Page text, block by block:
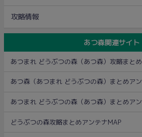
攻略情報
あつ森関連サイト
あつまれ どうぶつの森（あつ森）攻略まと
あつ森（あつまれ どうぶつの森）まとめア
あつまれ どうぶつの森（あつ森）まとめア
どうぶつの森攻略まとめアンテナMAP